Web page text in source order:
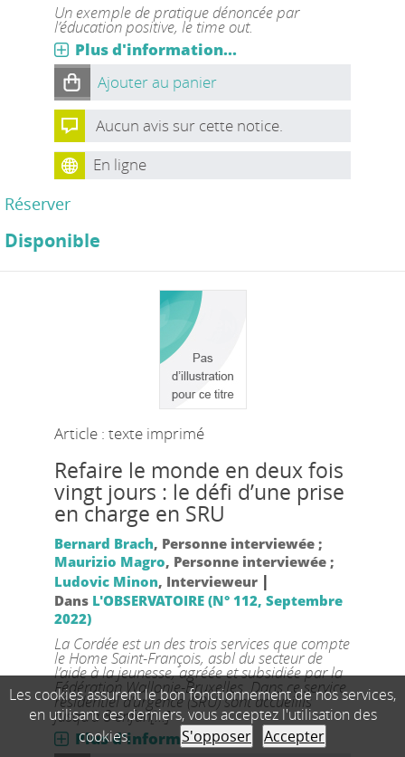
Un exemple de pratique dénoncée par
l’éducation positive, le time out.
Plus d'information...
Ajouter au panier
Aucun avis sur cette notice.
En ligne
Réserver
Disponible
Article : texte imprimé
Refaire le monde en deux fois
vingt jours : le défi d’une prise
en charge en SRU
Bernard Brach, Personne interviewée ;
Maurizio Magro, Personne interviewée ;
Ludovic Minon, Intervieweur |
Dans L'OBSERVATOIRE (N° 112, Septembre
2022)
La Cordée est un des trois services que compte
le Home Saint-François, asbl du secteur de
l’aide à la jeunesse, agréée et subsidiée par la
Fédération Wallonie-Bruxelles. Dans ce service
résidentiel d’urgence (SRU) sont accueillis
jusqu’à 8 enfan[...]
Plus d'information...
Les cookies assurent le bon fonctionnement de nos services,
en utilisant ces derniers, vous acceptez l'utilisation des
cookies.
S'opposer Accepter